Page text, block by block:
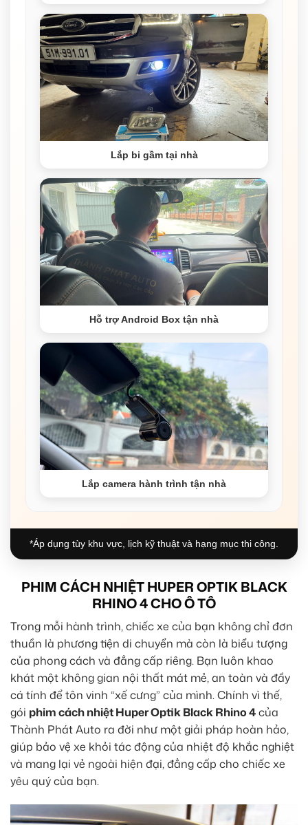
Lắp bi gầm tại nhà
Hỗ trợ Android Box tận nhà
Lắp camera hành trình tận nhà
*Áp dụng tùy khu vực, lịch kỹ thuật và hạng mục thi công.
PHIM CÁCH NHIỆT HUPER OPTIK BLACK
RHINO 4 CHO Ô TÔ
Trong mỗi hành trình, chiếc xe của bạn không chỉ đơn
thuần là phương tiện di chuyển mà còn là biểu tượng
của phong cách và đẳng cấp riêng. Bạn luôn khao
khát một không gian nội thất mát mẻ, an toàn và đầy
cá tính để tôn vinh “xế cưng” của mình. Chính vì thế,
gói phim cách nhiệt Huper Optik Black Rhino 4của
Thành Phát Auto ra đời như một giải pháp hoàn hảo,
giúp bảo vệ xe khỏi tác động của nhiệt độ khắc nghiệt
và mang lại vẻ ngoài hiện đại, đẳng cấp cho chiếc xe
yêu quý của bạn.